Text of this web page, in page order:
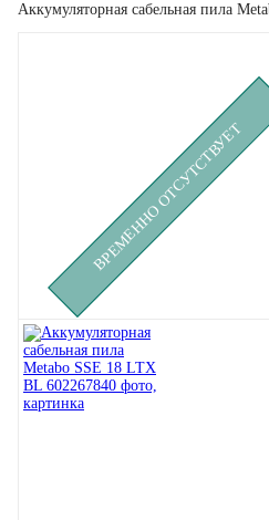
Аккумуляторная сабельная пила
ВРЕМЕННО ОТСУТСТВУЕТ